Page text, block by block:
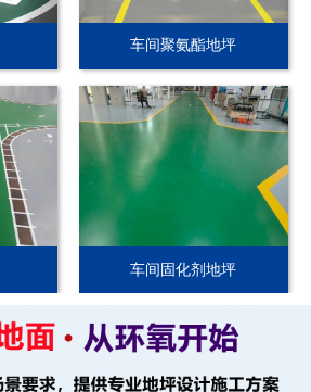
车间聚氨酯地坪
车间固化剂地坪